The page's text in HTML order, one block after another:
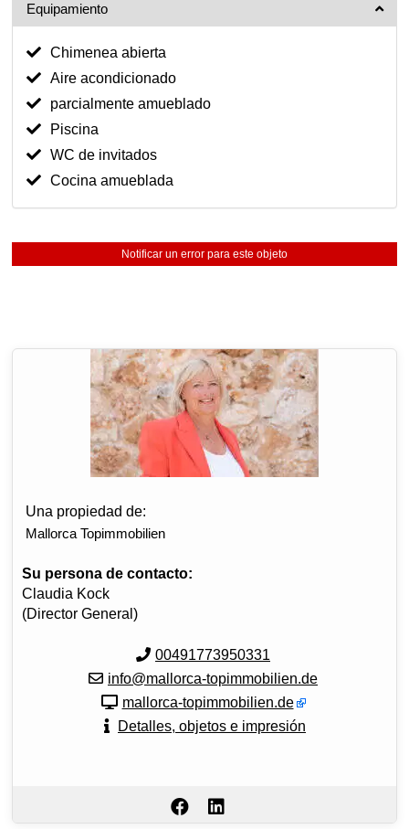
Equipamiento
Chimenea abierta
Aire acondicionado
parcialmente amueblado
Piscina
WC de invitados
Cocina amueblada
Notificar un error para este objeto
Una propiedad de:
Mallorca Topimmobilien
Su persona de contacto:
Claudia Kock
(Director General)
00491773950331
info@mallorca-topimmobilien.de
mallorca-topimmobilien.de
Detalles, objetos e impresión